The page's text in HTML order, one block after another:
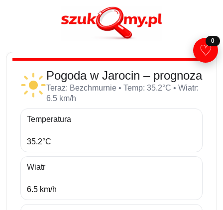
Pogoda w Jarocin – prognoza
Teraz: Bezchmurnie • Temp: 35.2°C • Wiatr:
6.5 km/h
Temperatura
35.2°C
Wiatr
6.5 km/h
♡
0